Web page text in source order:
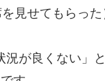
見せてもらった
況が良くない」